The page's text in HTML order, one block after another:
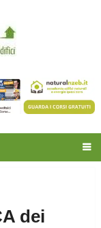
dei
Privacy
della